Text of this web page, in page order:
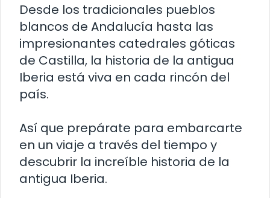
Desde los tradicionales pueblos
blancos de Andalucía hasta las
impresionantes catedrales góticas
de Castilla, la historia de la antigua
Iberia está viva en cada rincón del
país.
Así que prepárate para embarcarte
en un viaje a través del tiempo y
descubrir la increíble historia de la
antigua Iberia.